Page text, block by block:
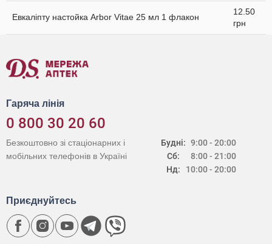
Евкаліпту настойка Arbor Vitae 25 мл 1 флакон
12.50
грн
Гаряча лінія
0 800 30 20 60
Будні:
Сб:
Нд:
9:00 - 20:00
8:00 - 21:00
10:00 - 20:00
Безкоштовно зі стаціонарних і
мобільних телефонів в Україні
Приєднуйтесь